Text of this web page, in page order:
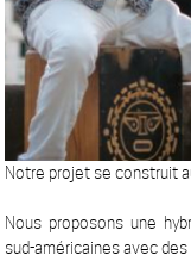
Notre projet se construit
Nous proposons une
sud-américaines avec